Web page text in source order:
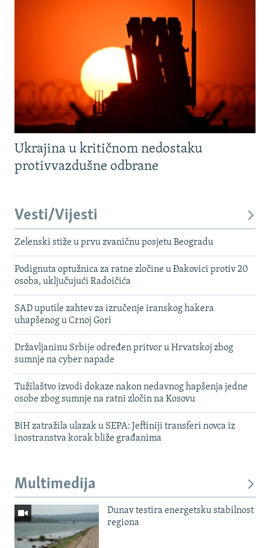
Ukrajina u kritičnom nedostaku
protivvazdušne odbrane
Vesti/Vijesti
Zelenski stiže u prvu zvaničnu posjetu Beogradu
Podignuta optužnica za ratne zločine u Đakovici protiv 20
osoba, uključujući Radoičića
SAD uputile zahtev za izručenje iranskog hakera
uhapšenog u Crnoj Gori
Državljaninu Srbije određen pritvor u Hrvatskoj zbog
sumnje na cyber napade
Tužilaštvo izvodi dokaze nakon nedavnog hapšenja jedne
osobe zbog sumnje na ratni zločin na Kosovu
BiH zatražila ulazak u SEPA: Jeftiniji transferi novca iz
inostranstva korak bliže građanima
Multimedija
Dunav testira energetsku stabilnost
regiona